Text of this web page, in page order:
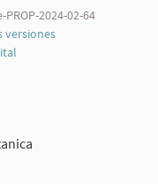
2024-02-64
versiones